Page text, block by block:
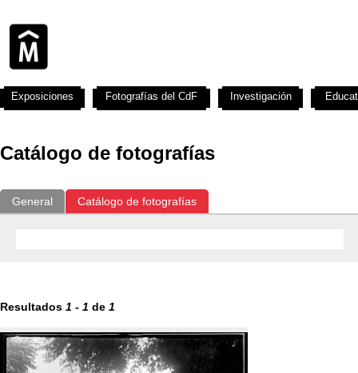
Catálogo de fotografías
General Catálogo de fotografías
Resultados 1 - 1 de 1
Exposiciones Fotografías del CdF Investigación